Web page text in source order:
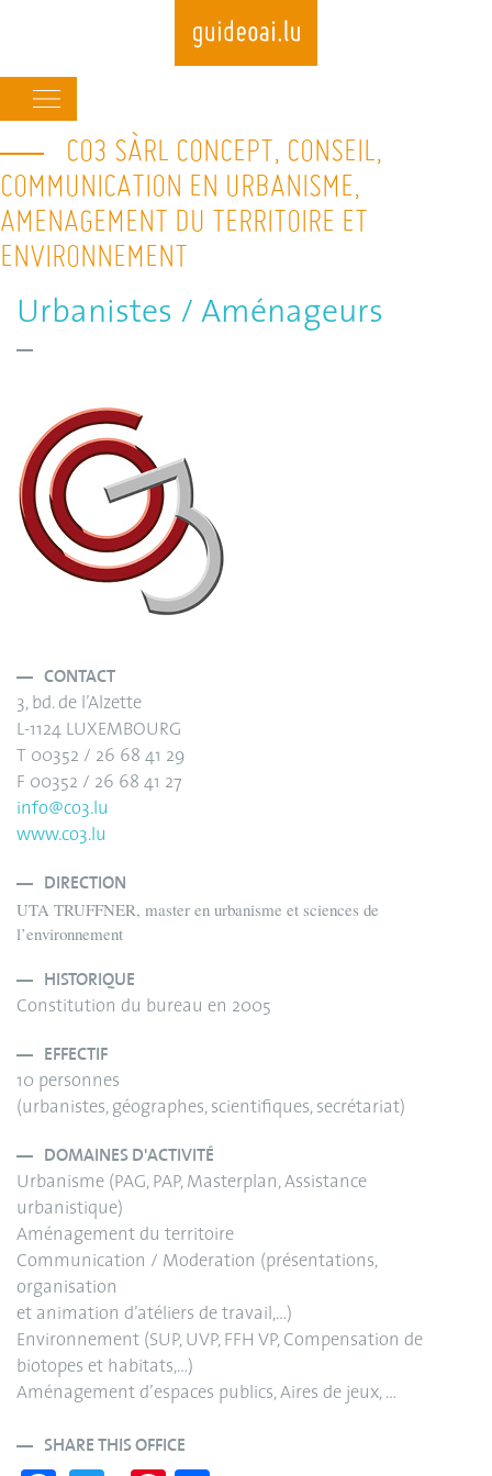
Skip
to
main
content
navigation
CO3 SÀRL CONCEPT, CONSEIL,
COMMUNICATION EN URBANISME,
AMENAGEMENT DU TERRITOIRE ET
ENVIRONNEMENT
Urbanistes / Aménageurs
CONTACT
3, bd. de l’Alzette
L-1124 LUXEMBOURG
T 00352 / 26 68 41 29
F 00352 / 26 68 41 27
info@co3.lu
www.co3.lu
DIRECTION
UTA TRUFFNER, master en urbanisme et sciences de
l’environnement
HISTORIQUE
Constitution du bureau en 2005
EFFECTIF
10 personnes
(urbanistes, géographes, scientifiques, secrétariat)
DOMAINES D'ACTIVITÉ
Urbanisme (PAG, PAP, Masterplan, Assistance
urbanistique)
Aménagement du territoire
Communication / Moderation (présentations,
organisation
et animation d’atéliers de travail,…)
Environnement (SUP, UVP, FFH VP, Compensation de
biotopes et habitats,…)
Aménagement d’espaces publics, Aires de jeux, …
SHARE THIS OFFICE